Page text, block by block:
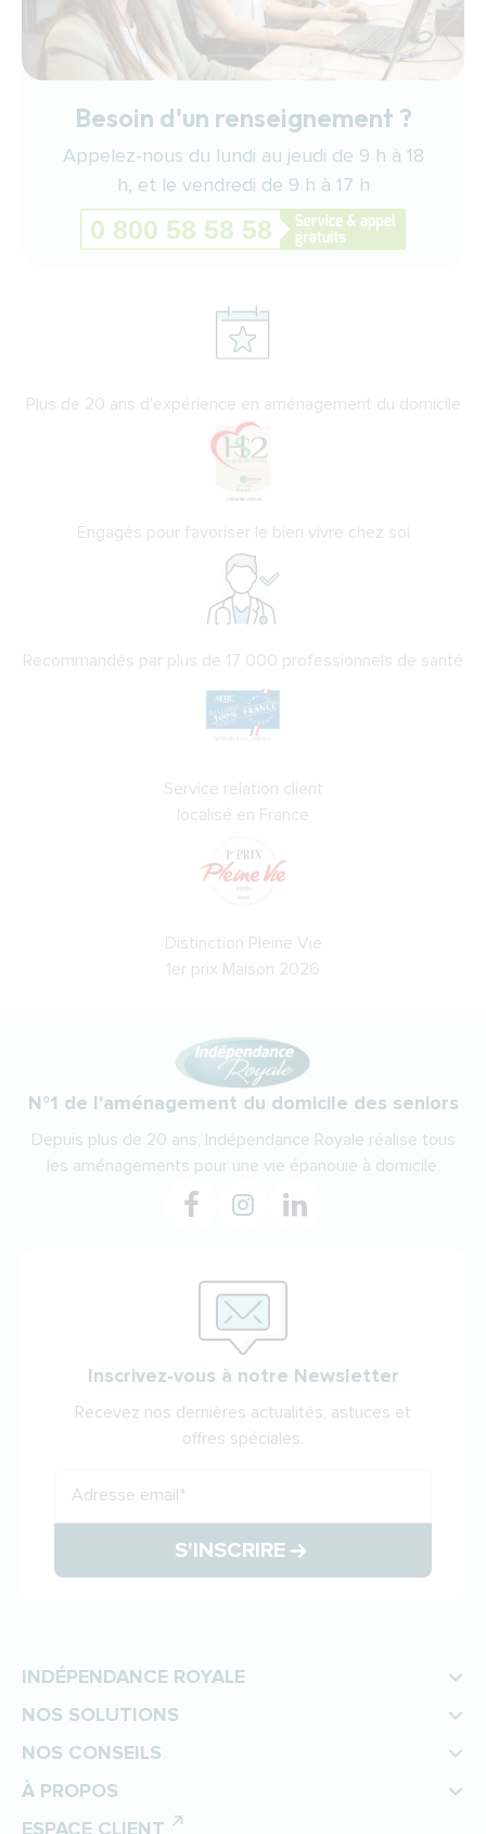
Besoin d'un renseignement ?
Appelez-nous du lundi au jeudi de 9 h à 18
h, et le vendredi de 9 h à 17 h
Plus de 20 ans d'expérience en aménagement du domicile
Engagés pour favoriser le bien vivre chez soi
Recommandés par plus de 17 000 professionnels de santé
Service relation client
localisé en France
Distinction Pleine Vie
1er prix Maison 2026
N°1 de l'aménagement du domicile des seniors
Depuis plus de 20 ans, Indépendance Royale réalise tous
les aménagements pour une vie épanouie à domicile.
Inscrivez-vous à notre Newsletter
Recevez nos dernières actualités, astuces et
offres spéciales.
Adresse email*
S'INSCRIRE
INDÉPENDANCE ROYALE
NOS SOLUTIONS
NOS CONSEILS
À PROPOS
ESPACE CLIENT